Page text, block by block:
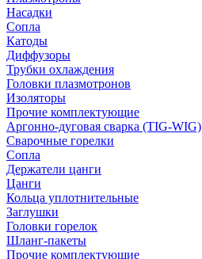
Насадки
Сопла
Катоды
Диффузоры
Трубки охлаждения
Головки плазмотронов
Изоляторы
Прочие комплектующие
Аргонно-дуговая сварка (TIG-WIG)
Сварочные горелки
Сопла
Держатели цанги
Цанги
Кольца уплотнительные
Заглушки
Головки горелок
Шланг-пакеты
Прочие комплектующие